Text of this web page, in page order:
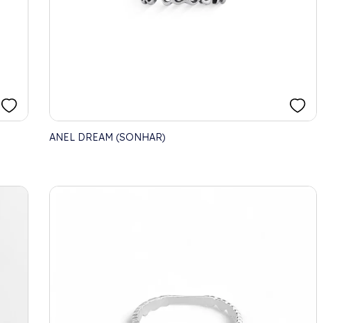
ANEL DREAM (SONHAR)